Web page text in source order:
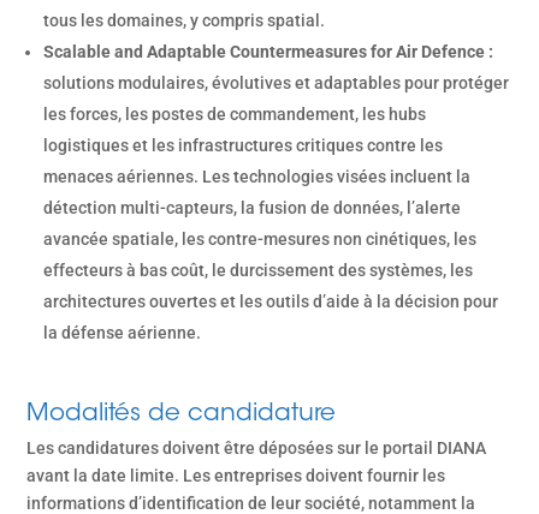
tous les domaines, y compris spatial.
Scalable and Adaptable Countermeasures for Air Defence :
solutions modulaires, évolutives et adaptables pour protéger
les forces, les postes de commandement, les hubs
logistiques et les infrastructures critiques contre les
menaces aériennes. Les technologies visées incluent la
détection multi-capteurs, la fusion de données, l’alerte
avancée spatiale, les contre-mesures non cinétiques, les
effecteurs à bas coût, le durcissement des systèmes, les
architectures ouvertes et les outils d’aide à la décision pour
la défense aérienne.
Modalités de candidature
Les candidatures doivent être déposées sur le portail DIANA
avant la date limite. Les entreprises doivent fournir les
informations d’identification de leur société, notamment la